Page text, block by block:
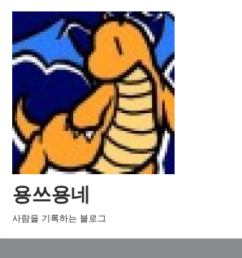
콘
텐
로
건
너
뛰
기
용쓰용네
사람을 기록하는 블로그